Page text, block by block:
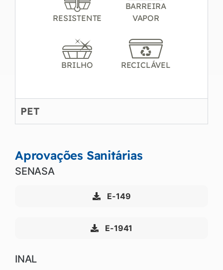
RESISTENTE
BARREIRA
VAPOR
BRILHO RECICLÁVEL
PET
Aprovações Sanitárias
SENASA
E-149
E-1941
INAL